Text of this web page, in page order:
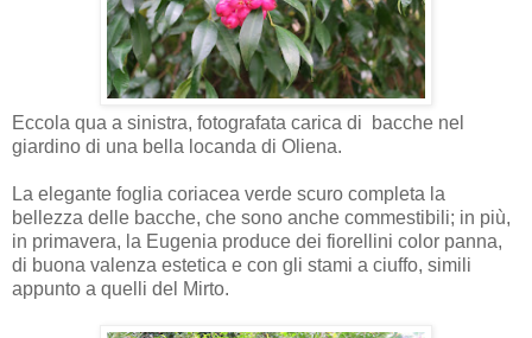
Eccola qua a sinistra, fotografata carica di bacche nel
giardino di una bella locanda di Oliena.
La elegante foglia coriacea verde scuro completa la
bellezza delle bacche, che sono anche commestibili; in più,
in primavera, la Eugenia produce dei fiorellini color panna,
di buona valenza estetica e con gli stami a ciuffo, simili
appunto a quelli del Mirto.